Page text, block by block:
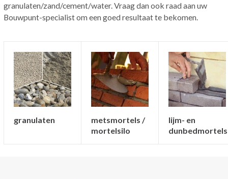
granulaten/zand/cement/water. Vraag dan ook raad aan uw
Bouwpunt-specialist om een goed resultaat te bekomen.
granulaten
metsmortels /
mortelsilo
lijm- en
dunbedmortels